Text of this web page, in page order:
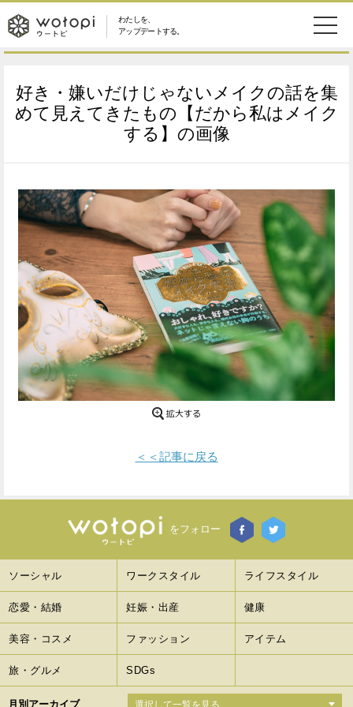
わたしを、
アップデートする。
wotopi
ウ
ー
ト
ピ
ニ
ュ
美容・コスメ 妊娠・出産
ソーシャル SDGs
アイテム
検
索
ウートピとは？
Facebook
ア
す
る
Twitter
ア
す
る
好き・嫌いだけじゃないメイクの話を集
めて見えてきたもの【だから私はメイク
する】の画像
＜＜記事に戻る
をフォロー
ソーシャル ワークスタイル ライフスタイル
恋愛・結婚 妊娠・出産 健康
美容・コスメ ファッション アイテム
旅・グルメ SDGs
月別アーカイブ